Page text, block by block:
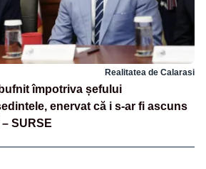
Realitatea de Calarasi
împotriva șefului
enervat că i s-ar fi ascuns
SURSE